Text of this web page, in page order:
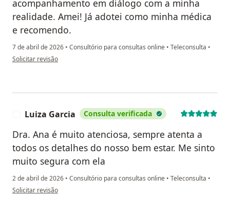
acompanhamento em diálogo com a minha
realidade. Amei! Já adotei como minha médica
e recomendo.
7 de abril de 2026 • Consultório para consultas online • Teleconsulta •
na opinião do utilizador Rosely Arantes
Solicitar revisão
Luiza Garcia Consulta verificada
Dra. Ana é muito atenciosa, sempre atenta a
todos os detalhes do nosso bem estar. Me sinto
muito segura com ela
2 de abril de 2026 • Consultório para consultas online • Teleconsulta •
na opinião do utilizador Luiza Garcia
Solicitar revisão